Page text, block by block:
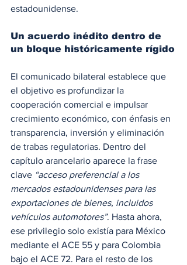
estadounidense.
Un acuerdo inédito dentro de
un bloque históricamente rígido
El comunicado bilateral establece que
el objetivo es profundizar la
cooperación comercial e impulsar
crecimiento económico, con énfasis en
transparencia, inversión y eliminación
de trabas regulatorias. Dentro del
capítulo arancelario aparece la frase
clave “acceso preferencial a los
mercados estadounidenses para las
exportaciones de bienes, incluidos
vehículos automotores”. Hasta ahora,
ese privilegio solo existía para México
mediante el ACE 55 y para Colombia
bajo el ACE 72. Para el resto de los